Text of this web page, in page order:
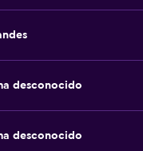
desconocido
desconocido